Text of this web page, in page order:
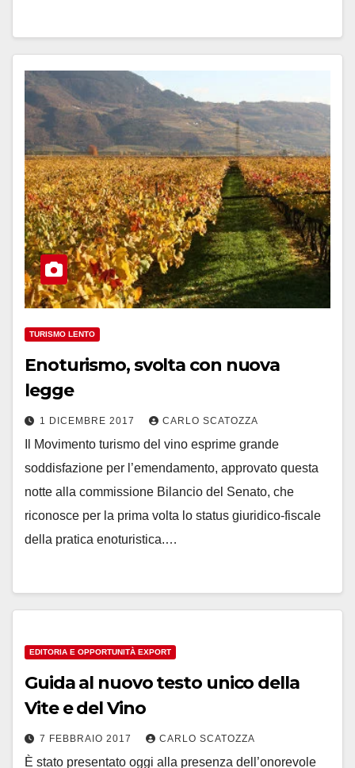
TURISMO LENTO
Enoturismo, svolta con nuova
legge
1 DICEMBRE 2017 CARLO SCATOZZA
Il Movimento turismo del vino esprime grande
soddisfazione per l’emendamento, approvato questa
notte alla commissione Bilancio del Senato, che
riconosce per la prima volta lo status giuridico-fiscale
della pratica enoturistica.…
EDITORIA E OPPORTUNITÀ EXPORT
Guida al nuovo testo unico della
Vite e del Vino
7 FEBBRAIO 2017 CARLO SCATOZZA
È stato presentato oggi alla presenza dell’onorevole